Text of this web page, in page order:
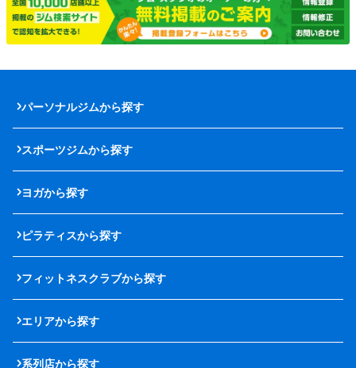
パーソナルジムから探す
スポーツジムから探す
ヨガから探す
ピラティスから探す
フィットネスクラブから探す
エリアから探す
系列店から探す